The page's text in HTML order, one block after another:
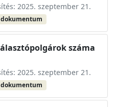
2025. szeptember 21.
dokumentum
száma
2025. szeptember 21.
dokumentum